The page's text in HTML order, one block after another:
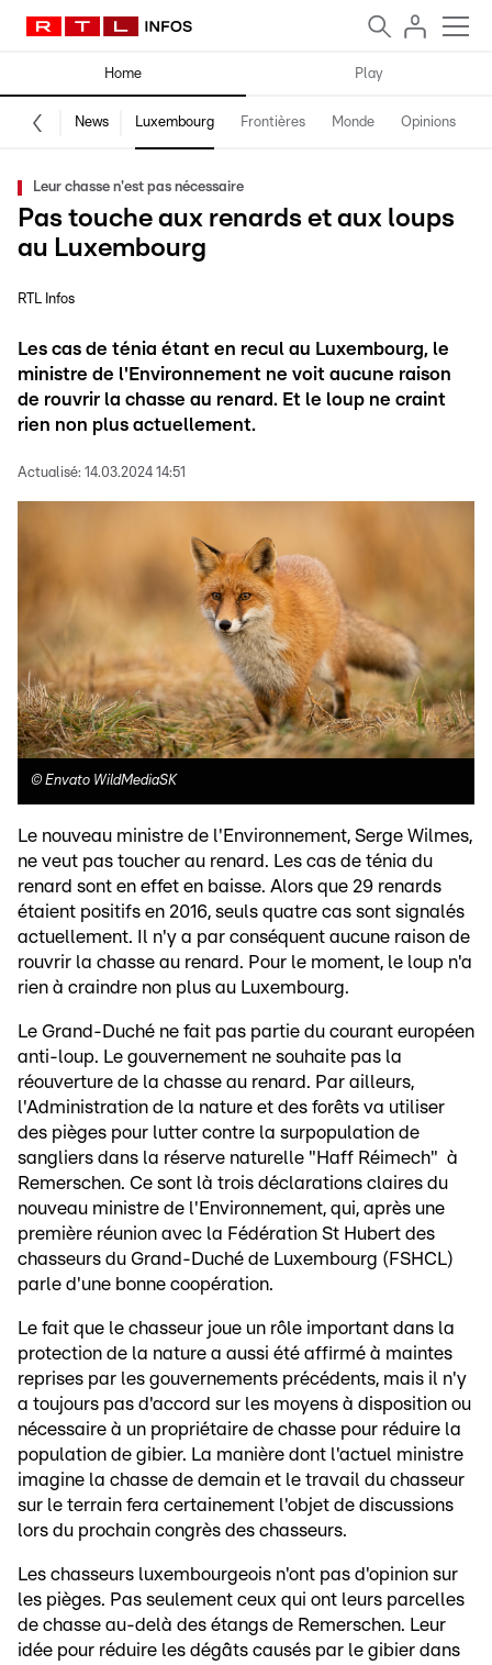
Home Play
News Luxembourg Frontières Monde Opinions
Leur chasse n'est pas nécessaire
Pas touche aux renards et aux loups
au Luxembourg
RTL Infos
Les cas de ténia étant en recul au Luxembourg, le
ministre de l'Environnement ne voit aucune raison
de rouvrir la chasse au renard. Et le loup ne craint
rien non plus actuellement.
Actualisé: 14.03.2024 14:51
© Envato WildMediaSK
Le nouveau ministre de l'Environnement, Serge Wilmes,
ne veut pas toucher au renard. Les cas de ténia du
renard sont en effet en baisse. Alors que 29 renards
étaient positifs en 2016, seuls quatre cas sont signalés
actuellement. Il n'y a par conséquent aucune raison de
rouvrir la chasse au renard. Pour le moment, le loup n'a
rien à craindre non plus au Luxembourg.
Le Grand-Duché ne fait pas partie du courant européen
anti-loup. Le gouvernement ne souhaite pas la
réouverture de la chasse au renard. Par ailleurs,
l'Administration de la nature et des forêts va utiliser
des pièges pour lutter contre la surpopulation de
sangliers dans la réserve naturelle "Haff Réimech" à
Remerschen. Ce sont là trois déclarations claires du
nouveau ministre de l'Environnement, qui, après une
première réunion avec la Fédération St Hubert des
chasseurs du Grand-Duché de Luxembourg (FSHCL)
parle d'une bonne coopération.
Le fait que le chasseur joue un rôle important dans la
protection de la nature a aussi été affirmé à maintes
reprises par les gouvernements précédents, mais il n'y
a toujours pas d'accord sur les moyens à disposition ou
nécessaire à un propriétaire de chasse pour réduire la
population de gibier. La manière dont l'actuel ministre
imagine la chasse de demain et le travail du chasseur
sur le terrain fera certainement l'objet de discussions
lors du prochain congrès des chasseurs.
Les chasseurs luxembourgeois n'ont pas d'opinion sur
les pièges. Pas seulement ceux qui ont leurs parcelles
de chasse au-delà des étangs de Remerschen. Leur
idée pour réduire les dégâts causés par le gibier dans